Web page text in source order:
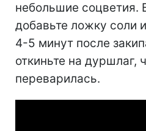
небольшие соцветия.
добавьте ложку соли
4-5 минут после
откиньте на дуршлаг,
переварилась.